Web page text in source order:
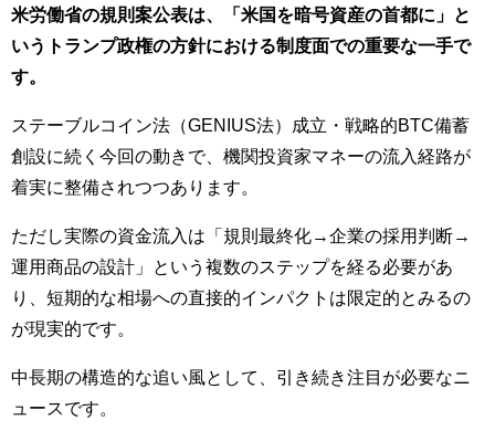
米労働省の規則案公表は、「米国を暗号資産の首都に」と
いうトランプ政権の方針における制度面での重要な一手で
す。
ステーブルコイン法（GENIUS法）成立・戦略的BTC備蓄
創設に続く今回の動きで、機関投資家マネーの流入経路が
着実に整備されつつあります。
ただし実際の資金流入は「規則最終化→企業の採用判断→
運用商品の設計」という複数のステップを経る必要があ
り、短期的な相場への直接的インパクトは限定的とみるの
が現実的です。
中長期の構造的な追い風として、引き続き注目が必要なニ
ュースです。